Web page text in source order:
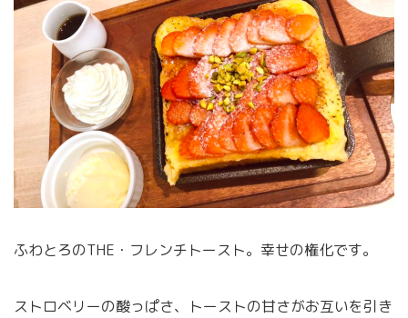
ふわとろのTHE・フレンチトースト。幸せの権化です。
ストロベリーの酸っぱさ、トーストの甘さがお互いを引き